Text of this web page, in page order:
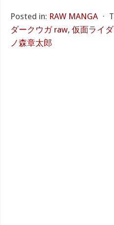
Posted in: RAW MANGA ⋅
ダークウガ raw, 仮面ライ
ノ森章太郎